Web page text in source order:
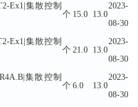
Ex1|集散控制
个 15.0 13.0
2023-
08-30
Ex1|集散控制
个 21.0 13.0
2023-
08-30
集散控制
个 6.0 13.0
2023-
08-30